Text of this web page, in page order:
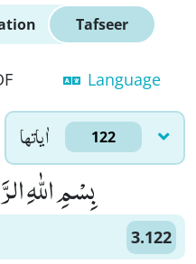
Tafseer
Language
اٰياتها 122
بِسْمِ اللّٰهِ
3.122